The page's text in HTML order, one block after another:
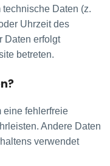
Daten (z.
Uhrzeit des
Daten erfolgt
betreten.
eine fehlerfreie
Andere Daten
verwendet